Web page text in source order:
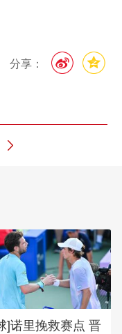
分享：
]诺里挽救赛点 晋